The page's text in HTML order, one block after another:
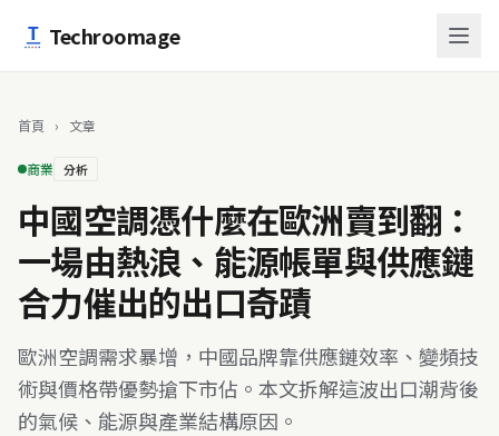
Techroomage
首頁 › 文章
商業 分析
中國空調憑什麼在歐洲賣到翻：
一場由熱浪、能源帳單與供應鏈
合力催出的出口奇蹟
歐洲空調需求暴增，中國品牌靠供應鏈效率、變頻技
術與價格帶優勢搶下市佔。本文拆解這波出口潮背後
的氣候、能源與產業結構原因。